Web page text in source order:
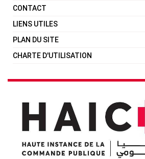
CONTACT
LIENS UTILES
PLAN DU SITE
CHARTE D'UTILISATION